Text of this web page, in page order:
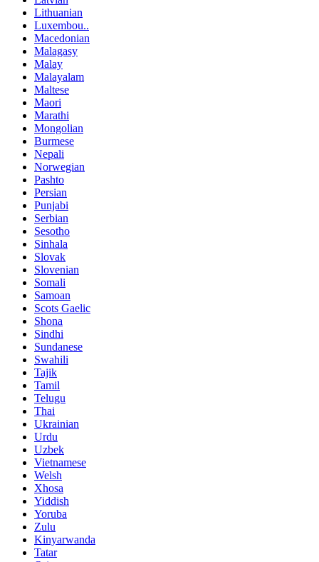
Lithuanian
Luxembou..
Macedonian
Malagasy
Malay
Malayalam
Maltese
Maori
Marathi
Mongolian
Burmese
Nepali
Norwegian
Pashto
Persian
Punjabi
Serbian
Sesotho
Sinhala
Slovak
Slovenian
Somali
Samoan
Scots Gaelic
Shona
Sindhi
Sundanese
Swahili
Tajik
Tamil
Telugu
Thai
Ukrainian
Urdu
Uzbek
Vietnamese
Welsh
Xhosa
Yiddish
Yoruba
Zulu
Kinyarwanda
Tatar